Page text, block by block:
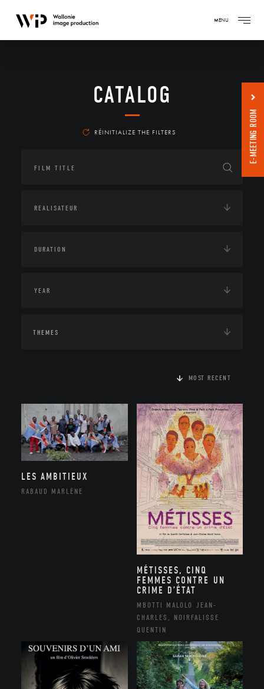
MENU
CATALOG
RÉINITIALIZE THE FILTERS
THEMES
MOST RECENT
LES AMBITIEUX
RABAUD MARLÈNE
MÉTISSES, CINQ
FEMMES CONTRE UN
CRIME D’ÉTAT
MBOTTI MALOLO JEAN-
CHARLES, NOIRFALISSE
QUENTIN
E-MEETING ROOM